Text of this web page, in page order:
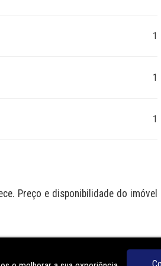
1
1
1
Preço e disponibilidade do imóvel